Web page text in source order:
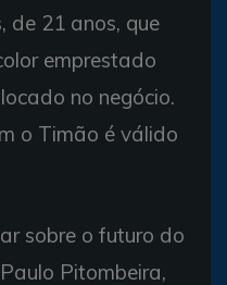
de 21 anos, que
emprestado
no negócio.
o Timão é válido
sobre o futuro do
Pitombeira,